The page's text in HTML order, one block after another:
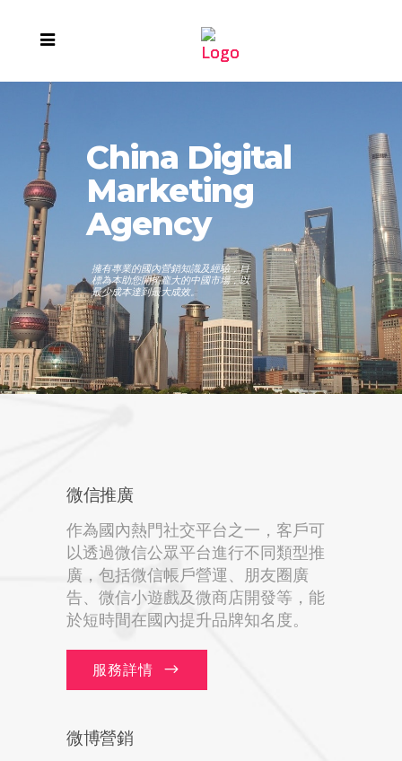
China Digital
Marketing
Agency
擁有專業的國內營銷知識及經驗，目
標為本助您開拓龐大的中國市場，以
最少成本達到最大成效。
微信推廣
作為國內熱門社交平台之一，客戶可
以透過微信公眾平台進行不同類型推
廣，包括微信帳戶營運、朋友圈廣
告、微信小遊戲及微商店開發等，能
於短時間在國內提升品牌知名度。
服務詳情
微博營銷